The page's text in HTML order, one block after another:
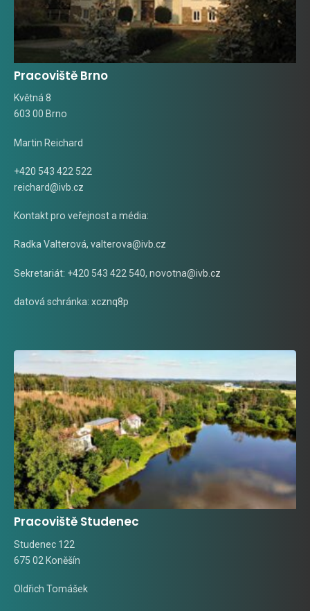
Pracoviště Brno
Květná 8
603 00 Brno
Martin Reichard
+420 543 422 522
reichard@ivb.cz
Kontakt pro veřejnost a média:
Radka Valterová, valterova@ivb.cz
Sekretariát: +420 543 422 540, novotna@ivb.cz
datová schránka: xcznq8p
Pracoviště Studenec
Studenec 122
675 02 Koněšín
Oldřich Tomášek